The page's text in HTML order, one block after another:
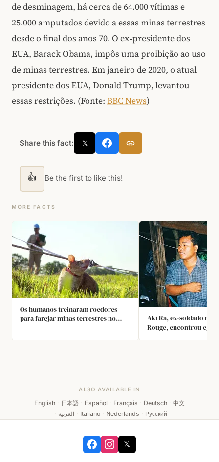
de desminagem, há cerca de 64.000 vítimas e
25.000 amputados devido a essas minas terrestres
desde o final dos anos 70. O ex‑presidente dos
EUA, Barack Obama, impôs uma proibição ao uso
de minas terrestres. Em janeiro de 2020, o atual
presidente dos EUA, Donald Trump, levantou
essas restrições. (Fonte: BBC News)
Share this fact: 𝕏
👍 Be the first to like this!
MORE FACTS
Os humanos treinaram roedores
para farejar minas terrestres no
Aki Ra, ex-soldado
Rouge, encontrou e/ou
ALSO AVAILABLE IN
English · 日本語 · Español · Français · Deutsch · 中文
· العربية · Italiano · Nederlands · Русский
𝕏